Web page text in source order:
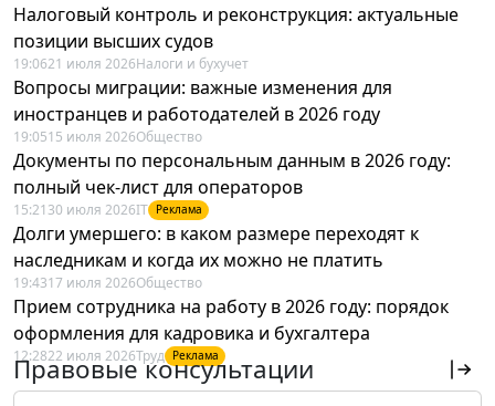
Налоговый контроль и реконструкция: актуальные
позиции высших судов
19:0621 июля 2026Налоги и бухучет
Вопросы миграции: важные изменения для
иностранцев и работодателей в 2026 году
19:0515 июля 2026Общество
Документы по персональным данным в 2026 году:
полный чек-лист для операторов
15:21 30 июля 2026IT Реклама
Долги умершего: в каком размере переходят к
наследникам и когда их можно не платить
19:4317 июля 2026Общество
Прием сотрудника на работу в 2026 году: порядок
оформления для кадровика и бухгалтера
12:2822 июля 2026Труд Реклама
Правовые консультации